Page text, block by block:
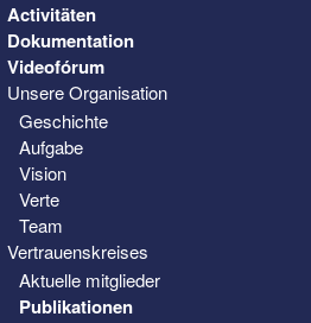
Activitäten
Dokumentation
Videofórum
Unsere Organisation
Geschichte
Aufgabe
Vision
Verte
Team
Vertrauenskreises
Aktuelle mitglieder
Publikationen